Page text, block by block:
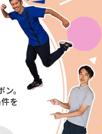
。
を